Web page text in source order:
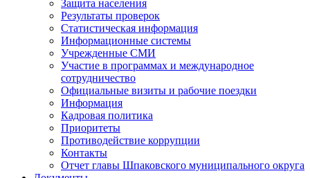
Защита населения
Результаты проверок
Статистическая информация
Информационные системы
Учрежденные СМИ
Участие в программах и международное
сотрудничество
Официальные визиты и рабочие поездки
Информация
Кадровая политика
Приоритеты
Противодействие коррупции
Контакты
Отчет главы Шпаковского муниципального округа